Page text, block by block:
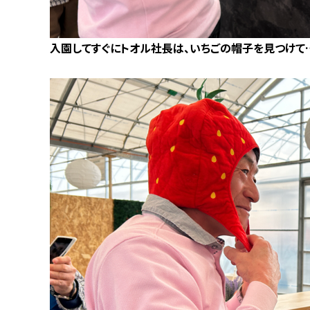
入園してすぐにトオル社長は、いちごの帽子を見つけ